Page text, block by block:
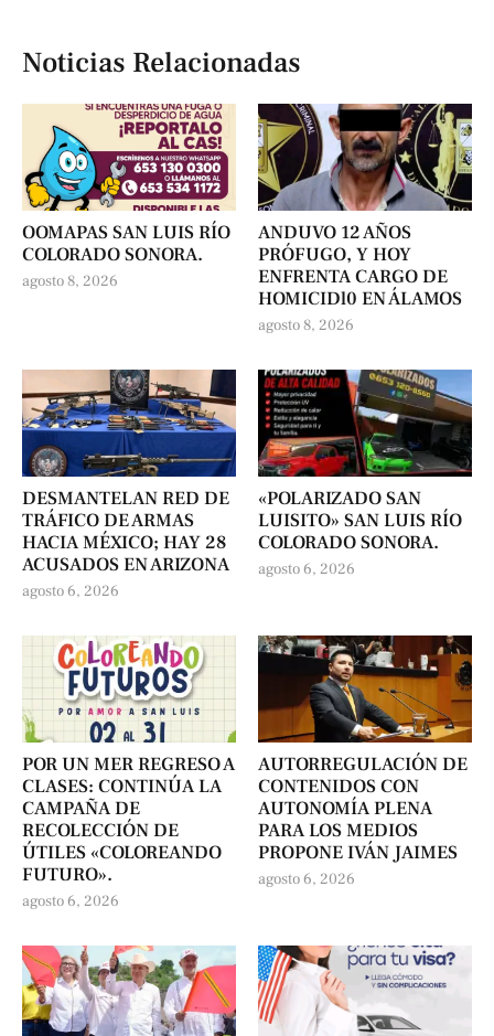
Noticias Relacionadas
OOMAPAS SAN LUIS RÍO
COLORADO SONORA.
agosto 8, 2026
ANDUVO 12 AÑOS
PRÓFUGO, Y HOY
ENFRENTA CARGO DE
HOMICIDl0 EN ÁLAMOS
agosto 8, 2026
DESMANTELAN RED DE
TRÁFICO DE ARMAS
HACIA MÉXICO; HAY 28
ACUSADOS EN ARIZONA
agosto 6, 2026
«POLARIZADO SAN
LUISITO» SAN LUIS RÍO
COLORADO SONORA.
agosto 6, 2026
POR UN MER REGRESO A
CLASES: CONTINÚA LA
CAMPAÑA DE
RECOLECCIÓN DE
ÚTILES «COLOREANDO
FUTURO».
agosto 6, 2026
AUTORREGULACIÓN DE
CONTENIDOS CON
AUTONOMÍA PLENA
PARA LOS MEDIOS
PROPONE IVÁN JAIMES
agosto 6, 2026